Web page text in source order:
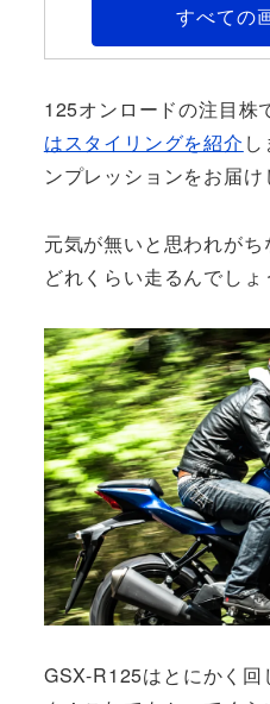
すべての
125オンロードの注目株
はスタイリングを紹介
ンプレッションをお届け
元気が無いと思われが
どれくらい走るんでしょ
GSX-R125はとにかく回